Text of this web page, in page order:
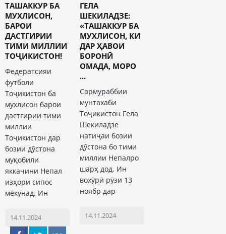
ТАШАККУР БА
МУХЛИСОН,
БАРОИ
ДАСТГИРИИ
ТИМИ МИЛЛИИ
ТОҶИКИСТОН!
Федератсияи
футболи
Тоҷикистон ба
мухлисон барои
дастгирии тими
миллии
Тоҷикистон дар
бозии дӯстона
муқобили
яккачини Непал
изҳори сипос
мекунад. Ин
14.11.2024
ГЕЛА
ШЕКИЛАДЗЕ:
«ТАШАККУР БА
МУХЛИСОН, КИ
ДАР ҲАВОИ
БОРОНӢ
ОМАДА, МОРО
...
Сармураббии
мунтахаби
Тоҷикистон Гела
Шекиладзе
натиҷаи бозии
дӯстона бо тими
миллии Непалро
шарҳ дод. Ин
вохӯрӣ рӯзи 13
ноябр дар
14.11.2024